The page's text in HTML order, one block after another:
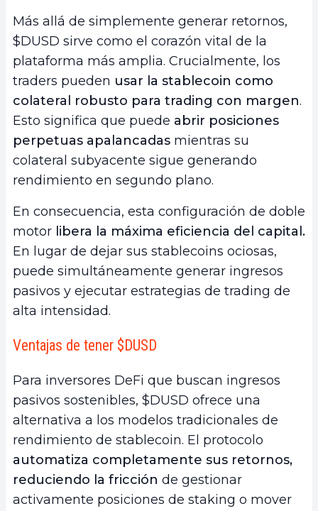
Más allá de simplemente generar retornos,
$DUSD sirve como el corazón vital de la
plataforma más amplia. Crucialmente, los
traders pueden usar la stablecoin como
colateral robusto para trading con margen.
Esto significa que puede abrir posiciones
perpetuas apalancadas mientras su
colateral subyacente sigue generando
rendimiento en segundo plano.
En consecuencia, esta configuración de doble
motor libera la máxima eficiencia del capital.
En lugar de dejar sus stablecoins ociosas,
puede simultáneamente generar ingresos
pasivos y ejecutar estrategias de trading de
alta intensidad.
Ventajas de tener $DUSD
Para inversores DeFi que buscan ingresos
pasivos sostenibles, $DUSD ofrece una
alternativa a los modelos tradicionales de
rendimiento de stablecoin. El protocolo
automatiza completamente sus retornos,
reduciendo la fricción de gestionar
activamente posiciones de staking o mover